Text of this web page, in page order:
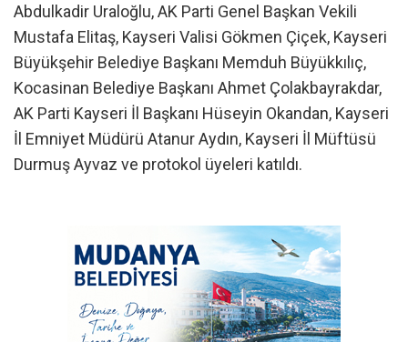
Abdulkadir Uraloğlu, AK Parti Genel Başkan Vekili
Mustafa Elitaş, Kayseri Valisi Gökmen Çiçek, Kayseri
Büyükşehir Belediye Başkanı Memduh Büyükkılıç,
Kocasinan Belediye Başkanı Ahmet Çolakbayrakdar,
AK Parti Kayseri İl Başkanı Hüseyin Okandan, Kayseri
İl Emniyet Müdürü Atanur Aydın, Kayseri İl Müftüsü
Durmuş Ayvaz ve protokol üyeleri katıldı.